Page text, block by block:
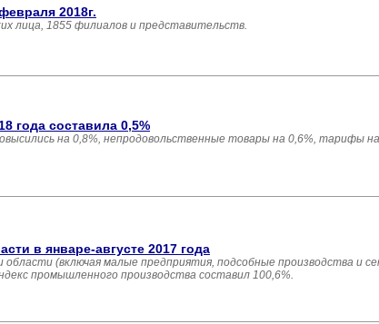
2018г.
лица, 1855 филиалов и представительств.
года составила 0,5%
на 0,8%, непродовольственные товары на 0,6%, тарифы
в январе-августе 2017 года
(включая малые предприятия, подсобные производства и
промышленного производства составил 100,6%.